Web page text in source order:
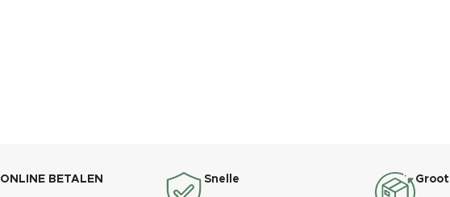
ONLINE BETALEN Snelle